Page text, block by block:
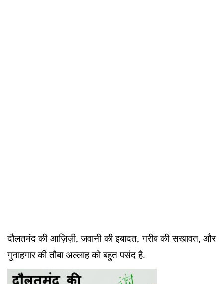
दौलतमंद की आज़िज़ी, जवानी की इबादत, गरीब की सखावत, और
गुनाहगार की तौबा अल्लाह को बहुत पसंद है.